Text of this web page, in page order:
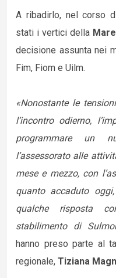
A ribadirlo, nel corso
stati i vertici della
decisione assunta nei
Fim, Fiom e Uilm.
«Nonostante le
l’incontro odierno,
programmare un
l’assessorato alle
mese e mezzo, con
quanto accaduto
qualche risposta
stabilimento di
hanno preso parte al
regionale, Tiziana